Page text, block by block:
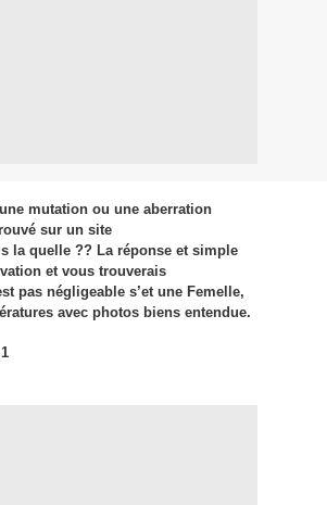
mutation ou une aberration
sur un site
la quelle ?? La réponse et simple
et vous trouverais
pas négligeable s’et une Femelle,
avec photos biens entendue.